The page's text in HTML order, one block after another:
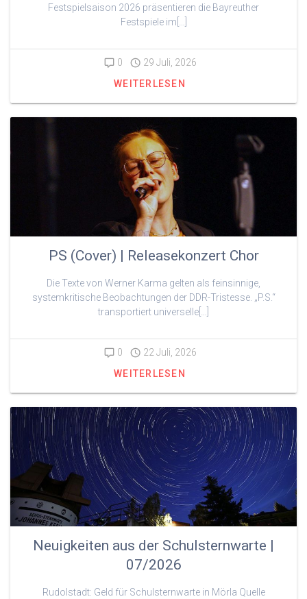
Festspielsaison 2026 präsentieren die Bayreuther
Festspiele im[…]
0
29 Juli, 2026
WEITERLESEN
PS (Cover) | Releasekonzert Chor
Die Texte von Werner Karma gelten als feinsinnige,
systemkritische Beobachtungen der DDR-Tristesse. „P.S.“
transportiert universelle[…]
0
22 Juli, 2026
WEITERLESEN
Neuigkeiten aus der Schulsternwarte |
07/2026
Rudolstadt: Geld für Schulsternwarte in Mörla Quelle